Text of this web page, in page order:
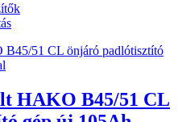
HAKO B45/51 CL